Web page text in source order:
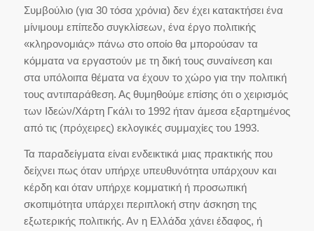
Συμβούλιο (για 30 τόσα χρόνια) δεν έχει κατακτήσει ένα
μίνιμουμ επίπεδο συγκλίσεων, ένα έργο πολιτικής
«κληρονομιάς» πάνω στο οποίο θα μπορούσαν τα
κόμματα να εργαστούν με τη δική τους συναίνεση και
στα υπόλοιπα θέματα να έχουν το χώρο για την πολιτική
τους αντιπαράθεση. Ας θυμηθούμε επίσης ότι ο χειρισμός
των Ιδεών/Χάρτη Γκάλι το 1992 ήταν άμεσα εξαρτημένος
από τις (πρόχειρες) εκλογικές συμμαχίες του 1993.
Τα παραδείγματα είναι ενδεικτικά μιας πρακτικής που
δείχνει πως όταν υπήρχε υπευθυνότητα υπάρχουν και
κέρδη και όταν υπήρχε κομματική ή προσωπική
σκοπιμότητα υπάρχει περιπλοκή στην άσκηση της
εξωτερικής πολιτικής. Αν η Ελλάδα χάνει έδαφος, ή